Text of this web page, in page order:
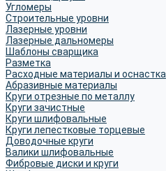
Угломеры
Строительные уровни
Лазерные уровни
Лазерные дальномеры
Шаблоны сварщика
Разметка
Расходные материалы и оснастка
Абразивные материалы
Круги отрезные по металлу
Круги зачистные
Круги шлифовальные
Круги лепестковые торцевые
Доводочные круги
Валики шлифовальные
Фибровые диски и круги